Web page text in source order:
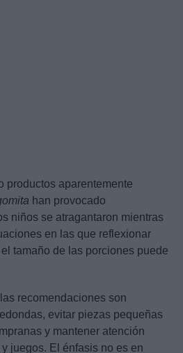
productos aparentemente
han provocado
niños se atragantaron mientras
en las que reflexionar
tamaño de las porciones puede
recomendaciones son
evitar piezas pequeñas
y mantener atención
juegos. El énfasis no es en